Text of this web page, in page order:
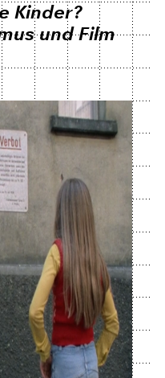
Kinder?
und Film